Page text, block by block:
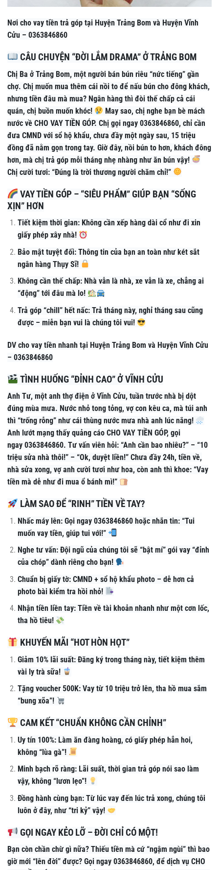
Nơi cho vay tiền trả góp tại Huyện Trảng Bom và Huyện Vĩnh
Cửu – 0363846860
CÂU CHUYỆN “ĐỜI LẮM DRAMA” Ở TRẢNG BOM
Chị Ba ở Trảng Bom, một người bán bún riêu “nức tiếng” gần
chợ. Chị muốn mua thêm cái nồi to để nấu bún cho đông khách,
nhưng tiền đâu mà mua? Ngân hàng thì đòi thế chấp cả cái
quán, chị buồn muốn khóc!
May sao, chị nghe bạn bè mách
nước về CHO VAY TIỀN GÓP. Chị gọi ngay 0363846860, chỉ cần
đưa CMND với sổ hộ khẩu, chưa đầy một ngày sau, 15 triệu
đồng đã nằm gọn trong tay. Giờ đây, nồi bún to hơn, khách đông
hơn, mà chị trả góp mỗi tháng nhẹ nhàng như ăn bún vậy!
Chị cười tươi: “Đúng là trời thương người chăm chỉ!”
VAY TIỀN GÓP – “SIÊU PHẨM” GIÚP BẠN “SỐNG
XỊN” HƠN
Tiết kiệm thời gian: Không cần xếp hàng dài cổ như đi xin
giấy phép xây nhà!
Bảo mật tuyệt đối: Thông tin của bạn an toàn như két sắt
ngân hàng Thụy Sĩ!
Không cần thế chấp: Nhà vẫn là nhà, xe vẫn là xe, chẳng ai
“động” tới đâu mà lo!
Trả góp “chill” hết nấc: Trả tháng này, nghỉ tháng sau cũng
được – miễn bạn vui là chúng tôi vui!
DV cho vay tiền nhanh tại Huyện Trảng Bom và Huyện Vĩnh Cửu
– 0363846860
TÌNH HUỐNG “ĐỈNH CAO” Ở VĨNH CỬU
Anh Tư, một anh thợ điện ở Vĩnh Cửu, tuần trước nhà bị dột
đúng mùa mưa. Nước nhỏ tong tỏng, vợ con kêu ca, mà túi anh
thì “trống rỗng” như cái thùng nước mưa nhà anh lúc nắng!
Anh lướt mạng thấy quảng cáo CHO VAY TIỀN GÓP, gọi
ngay 0363846860. Tư vấn viên hỏi: “Anh cần bao nhiêu?” – “10
triệu sửa nhà thôi!” – “Ok, duyệt liền!” Chưa đầy 24h, tiền về,
nhà sửa xong, vợ anh cười tươi như hoa, còn anh thì khoe: “Vay
tiền mà dễ như đi mua ổ bánh mì!”
LÀM SAO ĐỂ “RINH” TIỀN VỀ TAY?
Nhấc máy lên: Gọi ngay 0363846860 hoặc nhắn tin: “Tui
muốn vay tiền, giúp tui với!”
Nghe tư vấn: Đội ngũ của chúng tôi sẽ “bật mí” gói vay “đỉnh
của chóp” dành riêng cho bạn!
Chuẩn bị giấy tờ: CMND + sổ hộ khẩu photo – dễ hơn cả
photo bài kiểm tra hồi nhỏ!
Nhận tiền liền tay: Tiền về tài khoản nhanh như một cơn lốc,
tha hồ tiêu!
KHUYẾN MÃI “HOT HÒN HỌT”
Giảm 10% lãi suất: Đăng ký trong tháng này, tiết kiệm thêm
vài ly trà sữa!
Tặng voucher 500K: Vay từ 10 triệu trở lên, tha hồ mua sắm
“bung xõa”!
CAM KẾT “CHUẨN KHÔNG CẦN CHỈNH”
Uy tín 100%: Làm ăn đàng hoàng, có giấy phép hẳn hoi,
không “lùa gà”!
Minh bạch rõ ràng: Lãi suất, thời gian trả góp nói sao làm
vậy, không “lươn lẹo”!
Đồng hành cùng bạn: Từ lúc vay đến lúc trả xong, chúng tôi
luôn ở đây, như “tri kỷ” vậy!
GỌI NGAY KẺO LỠ – ĐỜI CHỈ CÓ MỘT!
Bạn còn chần chừ gì nữa? Thiếu tiền mà cứ “ngậm ngùi” thì bao
giờ mới “lên đời” được? Gọi ngay 0363846860, để dịch vụ CHO